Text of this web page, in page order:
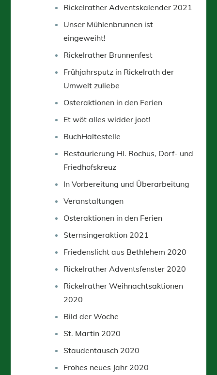
Rickelrather Adventskalender 2021
Unser Mühlenbrunnen ist
eingeweiht!
Rickelrather Brunnenfest
Frühjahrsputz in Rickelrath der
Umwelt zuliebe
Osteraktionen in den Ferien
Et wöt alles widder joot!
BuchHaltestelle
Restaurierung Hl. Rochus, Dorf- und
Friedhofskreuz
In Vorbereitung und Überarbeitung
Veranstaltungen
Osteraktionen in den Ferien
Sternsingeraktion 2021
Friedenslicht aus Bethlehem 2020
Rickelrather Adventsfenster 2020
Rickelrather Weihnachtsaktionen
2020
Bild der Woche
St. Martin 2020
Staudentausch 2020
Frohes neues Jahr 2020